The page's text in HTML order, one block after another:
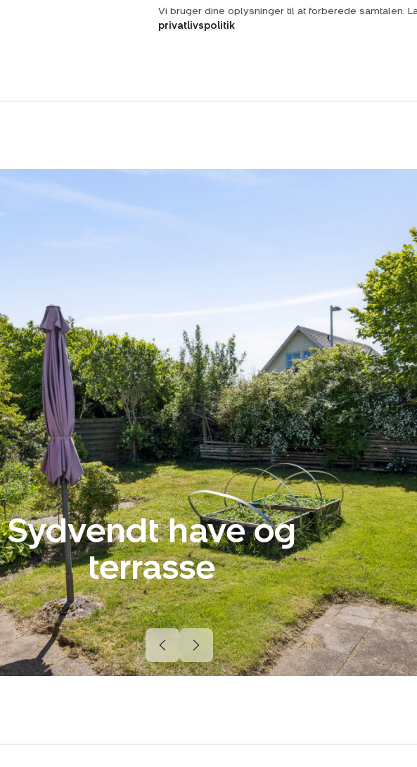
Vi bruger dine oplysninger til at forberede samtalen.
privatlivspolitik
Sydvendt have og
terrasse